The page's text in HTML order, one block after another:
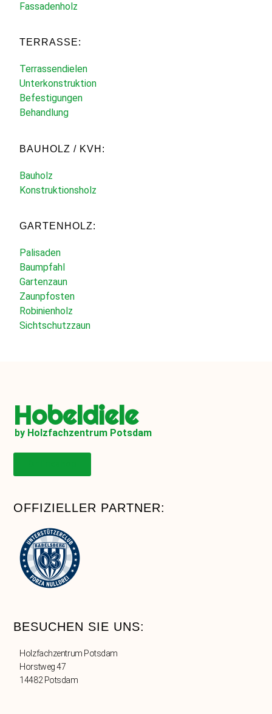
Fassadenholz
TERRASSE:
Terrassendielen
Unterkonstruktion
Befestigungen
Behandlung
BAUHOLZ / KVH:
Bauholz
Konstruktionsholz
GARTENHOLZ:
Palisaden
Baumpfahl
Gartenzaun
Zaunpfosten
Robinienholz
Sichtschutzzaun
Hobeldiele
by Holzfachzentrum Potsdam
OFFIZIELLER PARTNER:
BESUCHEN SIE UNS:
Holzfachzentrum Potsdam
Horstweg 47
14482 Potsdam